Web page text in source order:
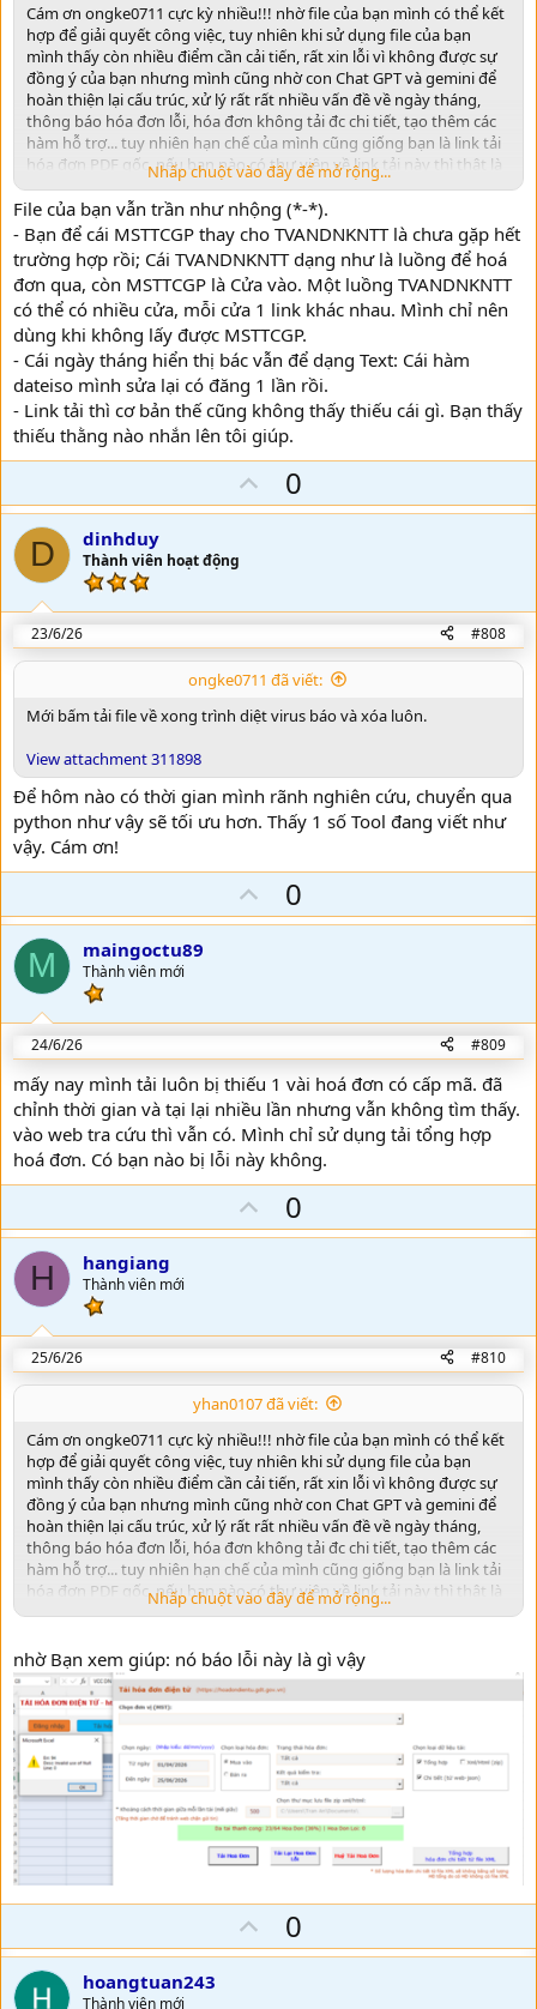
Cám ơn ongke0711 cực kỳ nhiều!!! nhờ file của bạn mình có thể kết
hợp để giải quyết công việc, tuy nhiên khi sử dụng file của bạn
mình thấy còn nhiều điểm cần cải tiến, rất xin lỗi vì không được sự
đồng ý của bạn nhưng mình cũng nhờ con Chat GPT và gemini để
hoàn thiện lại cấu trúc, xử lý rất rất nhiều vấn đề về ngày tháng,
thông báo hóa đơn lỗi, hóa đơn không tải đc chi tiết, tạo thêm các
hàm hỗ trợ... tuy nhiên hạn chế của mình cũng giống bạn là link tải
hóa đơn PDF gốc, nếu bạn nào có thư viện về link tải này thì thật là
tuyệt với, file sẽ hoàn thiện hơn rất nhiều!!! mình xin gửi lại file
mình đã sửa mong sự góp ý của các bạn!!! một lần nữa xin cám ơn
ongke0711 nhé!!!
Nhấp chuột vào đây để mở rộng...
File của bạn vẫn trần như nhộng (*-*).
- Bạn để cái MSTTCGP thay cho TVANDNKNTT là chưa gặp hết
trường hợp rồi; Cái TVANDNKNTT dạng như là luồng để hoá
đơn qua, còn MSTTCGP là Cửa vào. Một luồng TVANDNKNTT
có thể có nhiều cửa, mỗi cửa 1 link khác nhau. Mình chỉ nên
dùng khi không lấy được MSTTCGP.
- Cái ngày tháng hiển thị bác vẫn để dạng Text: Cái hàm
dateiso mình sửa lại có đăng 1 lần rồi.
- Link tải thì cơ bản thế cũng không thấy thiếu cái gì. Bạn thấy
thiếu thằng nào nhắn lên tôi giúp.
U
p
e
0
D dinhduy
Thành viên hoạt động
23/6/26 #808
ongke0711 đã viết:
Mới bấm tải file về xong trình diệt virus báo và xóa luôn.
View attachment 311898
Để hôm nào có thời gian mình rãnh nghiên cứu, chuyển qua
python như vậy sẽ tối ưu hơn. Thấy 1 số Tool đang viết như
vậy. Cám ơn!
U
p
e
0
M maingoctu89
Thành viên mới
24/6/26 #809
mấy nay mình tải luôn bị thiếu 1 vài hoá đơn có cấp mã. đã
chỉnh thời gian và tại lại nhiều lần nhưng vẫn không tìm thấy.
vào web tra cứu thì vẫn có. Mình chỉ sử dụng tải tổng hợp
hoá đơn. Có bạn nào bị lỗi này không.
U
p
e
0
H hangiang
Thành viên mới
25/6/26 #810
yhan0107 đã viết:
Cám ơn ongke0711 cực kỳ nhiều!!! nhờ file của bạn mình có thể kết
hợp để giải quyết công việc, tuy nhiên khi sử dụng file của bạn
mình thấy còn nhiều điểm cần cải tiến, rất xin lỗi vì không được sự
đồng ý của bạn nhưng mình cũng nhờ con Chat GPT và gemini để
hoàn thiện lại cấu trúc, xử lý rất rất nhiều vấn đề về ngày tháng,
thông báo hóa đơn lỗi, hóa đơn không tải đc chi tiết, tạo thêm các
hàm hỗ trợ... tuy nhiên hạn chế của mình cũng giống bạn là link tải
hóa đơn PDF gốc, nếu bạn nào có thư viện về link tải này thì thật là
tuyệt với, file sẽ hoàn thiện hơn rất nhiều!!! mình xin gửi lại file
ongke0711 nhé!!!
Nhấp chuột vào đây để mở rộng...
nhờ Bạn xem giúp: nó báo lỗi này là gì vậy
U
p
0
hoangtuan243
Thành viên mới